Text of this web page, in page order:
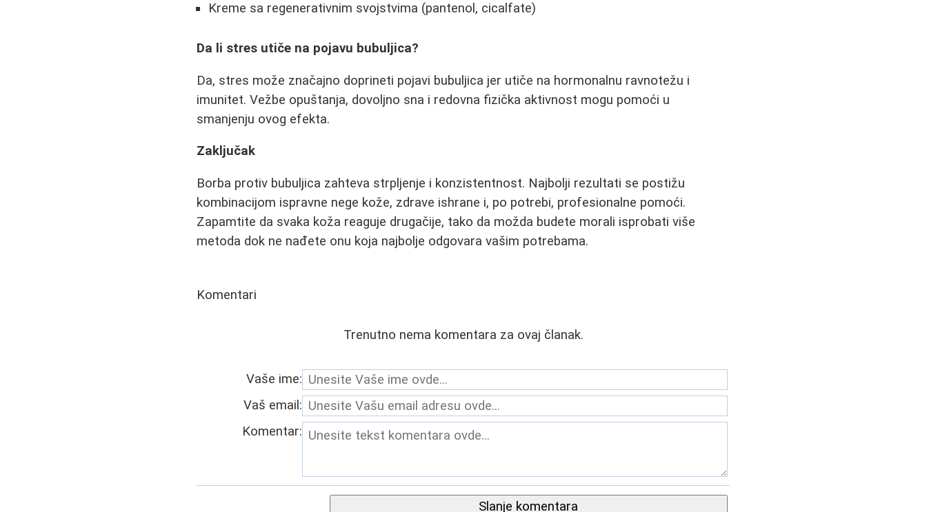
Kreme sa regenerativnim svojstvima (pantenol, cicalfate)
Da li stres utiče na pojavu bubuljica?
Da, stres može značajno doprineti pojavi bubuljica jer utiče na hormonalnu ravnotežu i
imunitet. Vežbe opuštanja, dovoljno sna i redovna fizička aktivnost mogu pomoći u
smanjenju ovog efekta.
Zaključak
Borba protiv bubuljica zahteva strpljenje i konzistentnost. Najbolji rezultati se postižu
kombinacijom ispravne nege kože, zdrave ishrane i, po potrebi, profesionalne pomoći.
Zapamtite da svaka koža reaguje drugačije, tako da možda budete morali isprobati više
metoda dok ne nađete onu koja najbolje odgovara vašim potrebama.
Komentari
Trenutno nema komentara za ovaj članak.
Vaše ime:
Vaš email:
Komentar:
Slanje komentara